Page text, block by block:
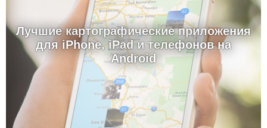
Лучшие картографические приложения
для iPhone, iPad и телефонов на
Android